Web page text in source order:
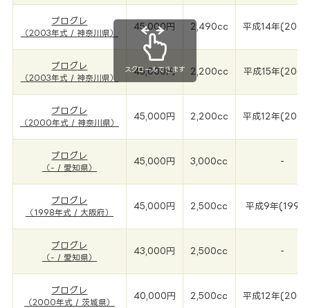
プログレ
（2003年式 / 神奈川県）
45,000円 2,490cc 平成14年
プログレ
（2003年式 / 神奈川県）
45,000円 2,200cc 平成15年
プログレ
（2000年式 / 神奈川県）
45,000円 2,200cc 平成12年
プログレ
（- / 愛知県）
45,000円 3,000cc -
プログレ
（1998年式 / 大阪府）
45,000円 2,500cc 平成9年(1998
プログレ
（- / 愛知県）
43,000円 2,500cc -
プログレ
（2000年式 / 茨城県）
40,000円 2,500cc 平成12年
スクロールできます